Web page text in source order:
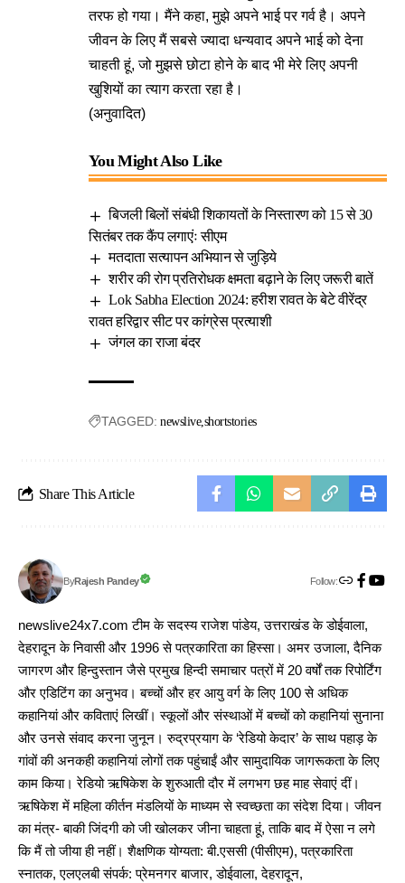
तरफ हो गया। मैंने कहा, मुझे अपने भाई पर गर्व है। अपने
जीवन के लिए मैं सबसे ज्यादा धन्यवाद अपने भाई को देना
चाहती हूं, जो मुझसे छोटा होने के बाद भी मेरे लिए अपनी
खुशियों का त्याग करता रहा है।
(अनुवादित)
You Might Also Like
बिजली बिलों संबंधी शिकायतों के निस्तारण को 15 से 30
सितंबर तक कैंप लगाएंः सीएम
मतदाता सत्यापन अभियान से जुड़िये
शरीर की रोग प्रतिरोधक क्षमता बढ़ाने के लिए जरूरी बातें
Lok Sabha Election 2024: हरीश रावत के बेटे वीरेंद्र
रावत हरिद्वार सीट पर कांग्रेस प्रत्याशी
जंगल का राजा बंदर
TAGGED: newslive shortstories
Share This Article
ByRajesh Pandey Follow:
newslive24x7.com टीम के सदस्य राजेश पांडेय, उत्तराखंड के डोईवाला,
देहरादून के निवासी और 1996 से पत्रकारिता का हिस्सा। अमर उजाला, दैनिक
जागरण और हिन्दुस्तान जैसे प्रमुख हिन्दी समाचार पत्रों में 20 वर्षों तक रिपोर्टिंग
और एडिटिंग का अनुभव। बच्चों और हर आयु वर्ग के लिए 100 से अधिक
कहानियां और कविताएं लिखीं। स्कूलों और संस्थाओं में बच्चों को कहानियां सुनाना
और उनसे संवाद करना जुनून। रुद्रप्रयाग के ‘रेडियो केदार’ के साथ पहाड़ के
गांवों की अनकही कहानियां लोगों तक पहुंचाईं और सामुदायिक जागरूकता के लिए
काम किया। रेडियो ऋषिकेश के शुरुआती दौर में लगभग छह माह सेवाएं दीं।
ऋषिकेश में महिला कीर्तन मंडलियों के माध्यम से स्वच्छता का संदेश दिया। जीवन
का मंत्र- बाकी जिंदगी को जी खोलकर जीना चाहता हूं, ताकि बाद में ऐसा न लगे
कि मैं तो जीया ही नहीं। शैक्षणिक योग्यता: बी.एससी (पीसीएम), पत्रकारिता
स्नातक, एलएलबी संपर्क: प्रेमनगर बाजार, डोईवाला, देहरादून,